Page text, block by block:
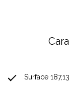
Surface